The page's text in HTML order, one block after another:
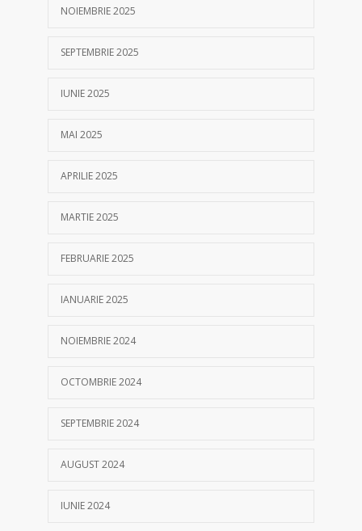
NOIEMBRIE 2025
SEPTEMBRIE 2025
IUNIE 2025
MAI 2025
APRILIE 2025
MARTIE 2025
FEBRUARIE 2025
IANUARIE 2025
NOIEMBRIE 2024
OCTOMBRIE 2024
SEPTEMBRIE 2024
AUGUST 2024
IUNIE 2024